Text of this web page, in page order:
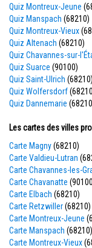
Quiz Montreux-Jeune
Quiz Manspach (68210)
Quiz Montreux-Vieux
Quiz Altenach (68210)
Quiz Chavannes-sur-
Quiz Suarce (90100)
Quiz Saint-Ulrich (68210)
Quiz Wolfersdorf
Quiz Dannemarie
Les cartes des villes
Carte Magny(68210)
Carte Valdieu-Lutran
Carte Chavannes-les-
Carte Chavanatte
Carte Elbach (68210)
Carte Retzwiller(68210)
Carte Montreux-Jeune
Carte Manspach (68210)
Carte Montreux-Vieux